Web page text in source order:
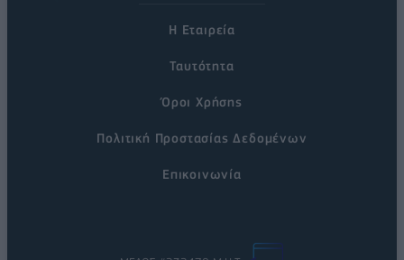
Η Εταιρεία
Ταυτότητα
Όροι Χρήσης
Πολιτική Προστασίας Δεδομένων
Επικοινωνία